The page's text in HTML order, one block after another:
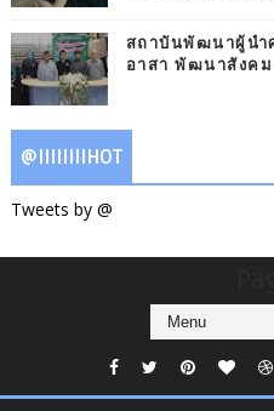
สถาบันพัฒนาผู้นำ
อาสา พัฒนาสังคม
@IIIIIIIIHOT
Tweets by @